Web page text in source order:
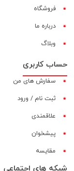
فروشگاه
درباره ما
وبلاگ
حساب کاربری
سفارش های من
ثبت نام / ورود
علاقمندی
پیشخوان
مقایسه‌
شبکه های اجتماعی